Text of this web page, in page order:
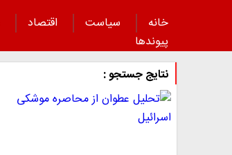
خانه سیاست اقتصاد
پیوند‌ها
نتایج جستجو :